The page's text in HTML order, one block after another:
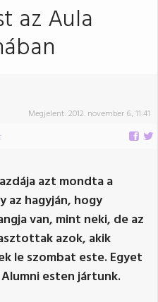
az Aula
Megjelent: 2012. november 6., 11:41
azt mondta a
az hagyján, hogy
van, mint neki, de az
azok, akik
le szombat este. Egyet
esten jártunk.